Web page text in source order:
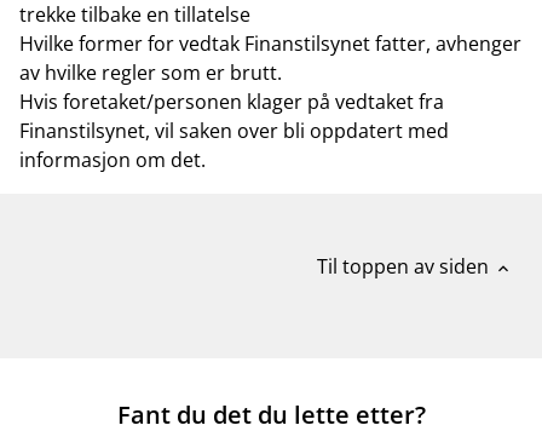
trekke tilbake en tillatelse
Hvilke former for vedtak Finanstilsynet fatter, avhenger
av hvilke regler som er brutt.
Hvis foretaket/personen klager på vedtaket fra
Finanstilsynet, vil saken over bli oppdatert med
informasjon om det.
Til toppen av siden expand_less
Fant du det du lette etter?